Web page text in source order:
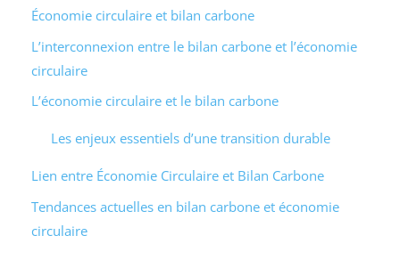
Économie circulaire et bilan carbone
L’interconnexion entre le bilan carbone et l’économie
circulaire
L’économie circulaire et le bilan carbone
Les enjeux essentiels d’une transition durable
Lien entre Économie Circulaire et Bilan Carbone
Tendances actuelles en bilan carbone et économie
circulaire